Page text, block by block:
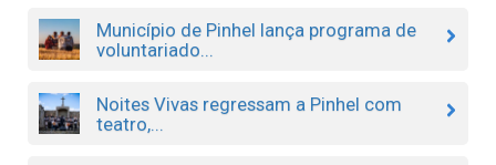
Município de Pinhel lança programa de
voluntariado...
Noites Vivas regressam a Pinhel com
teatro,...